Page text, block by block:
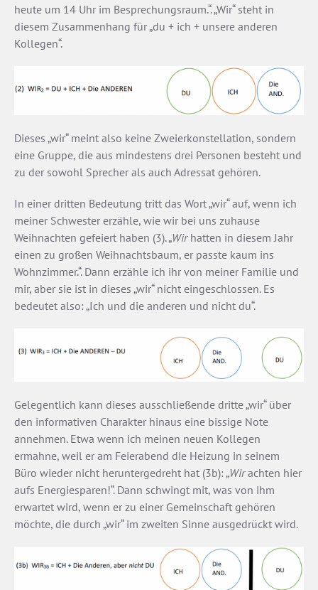
heute um 14 Uhr im Besprechungsraum.“. „Wir“ steht in
diesem Zusammenhang für „du + ich + unsere anderen
Kollegen“.
Dieses „wir“ meint also keine Zweierkonstellation, sondern
eine Gruppe, die aus mindestens drei Personen besteht und
zu der sowohl Sprecher als auch Adressat gehören.
In einer dritten Bedeutung tritt das Wort „wir“ auf, wenn ich
meiner Schwester erzähle, wie wir bei uns zuhause
Weihnachten gefeiert haben (3). „Wirhatten in diesem Jahr
einen zu großen Weihnachtsbaum, er passte kaum ins
Wohnzimmer.“. Dann erzähle ich ihr von meiner Familie und
mir, aber sie ist in dieses „wir“ nicht eingeschlossen. Es
bedeutet also: „Ich und die anderen und nicht du“.
Gelegentlich kann dieses ausschließende dritte „wir“ über
den informativen Charakter hinaus eine bissige Note
annehmen. Etwa wenn ich meinen neuen Kollegen
ermahne, weil er am Feierabend die Heizung in seinem
Büro wieder nicht heruntergedreht hat (3b): „Wirachten hier
aufs Energiesparen!“. Dann schwingt mit, was von ihm
erwartet wird, wenn er zu einer Gemeinschaft gehören
möchte, die durch „wir“ im zweiten Sinne ausgedrückt wird.